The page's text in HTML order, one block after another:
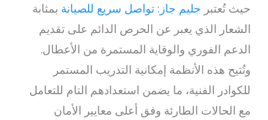
حيث تُعتبر جليم جاز: تواصل سريع للصيانة بمثابة
الشعار الذي يعبر عن الحرص الدائم على تقديم
الدعم الفوري والوقاية المستمرة من الأعطال.
وتُتيح هذه الأنظمة إمكانية التدريب المستمر
للكوادر الفنية، ما يضمن استعدادهم التام للتعامل
مع الحالات الطارئة وفق أعلى معايير الأمان